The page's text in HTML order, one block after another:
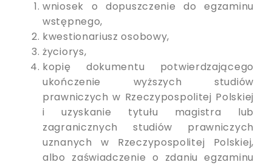
wniosek o dopuszczenie do egzaminu
wstępnego,
kwestionariusz osobowy,
życiorys,
kopię dokumentu potwierdzającego
ukończenie wyższych studiów
prawniczych w Rzeczypospolitej Polskiej
i uzyskanie tytułu magistra lub
zagranicznych studiów prawniczych
uznanych w Rzeczypospolitej Polskiej,
albo zaświadczenie o zdaniu egzaminu